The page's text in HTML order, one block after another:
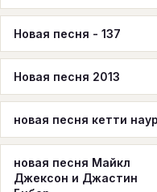
Новая песня - 137
Новая песня 2013
новая песня кетти наур
новая песня Майкл
Джексон и Джастин